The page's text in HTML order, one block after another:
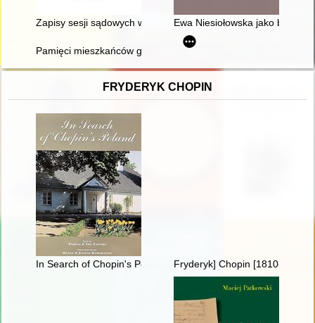
Zapisy sesji sądowych w Hrubieszowie z lat 1429-1470 -
Ewa Niesiołowska jako
Pamięci mieszkańców gminy Sabnie więzionych w latach
FRYDERYK CHOPIN
In Search of Chopin's Poland Fryderyk] Chopin [1810-1849]